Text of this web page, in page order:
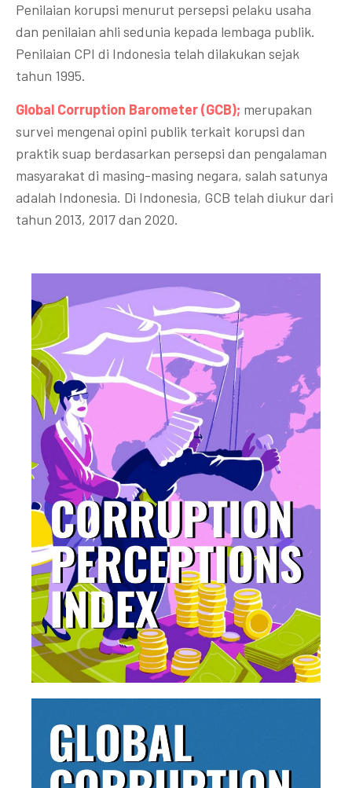
Penilaian korupsi menurut persepsi pelaku usaha
dan penilaian ahli sedunia kepada lembaga publik.
Penilaian CPI di Indonesia telah dilakukan sejak
tahun 1995.
Global Corruption Barometer (GCB); merupakan
survei mengenai opini publik terkait korupsi dan
praktik suap berdasarkan persepsi dan pengalaman
masyarakat di masing-masing negara, salah satunya
adalah Indonesia. Di Indonesia, GCB telah diukur dari
tahun 2013, 2017 dan 2020.